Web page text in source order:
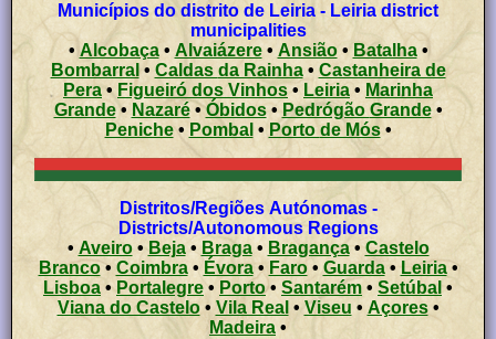
Municípios do distrito de Leiria - Leiria district
municipalities
• Alcobaça• Alvaiázere• Ansião• Batalha•
Bombarral • Caldas da Rainha• Castanheira de
Pera • Figueiró dos Vinhos • Leiria • Marinha
Grande• Nazaré•Óbidos• Pedrógão Grande•
Peniche• Pombal • Porto de Mós•
Distritos/Regiões Autónomas -
Districts/Autonomous Regions
• Aveiro• Beja• Braga• Bragança• Castelo
Branco•Coimbra• Évora• Faro• Guarda•Leiria•
Lisboa • Portalegre • Porto• Santarém • Setúbal •
Viana do Castelo• Vila Real • Viseu • Açores •
Madeira •